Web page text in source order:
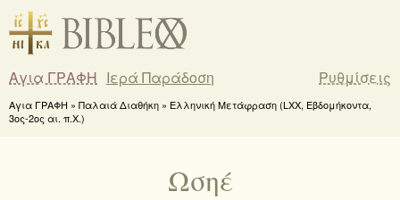
Αγια ΓΡΑΦΗ Ιερά Παράδοση Ρυθμίσεις
Αγια ΓΡΑΦΗ » Παλαιά Διαθήκη » Ελληνική Μετάφραση (LXX, Εβδομήκοντα,
3ος-2ος αι. π.Χ.)
Ωσηέ